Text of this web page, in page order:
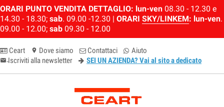
ORARI PUNTO VENDITA DETTAGLIO: lun-ven 08.30 - 12.30 e
14.30 - 18.30; sab. 09.00 -12.30 | ORARI SKY/LINKEM: lun-ven.
09.00 - 12.00; sab 09.30 - 12.00
Ceart location_on Dove siamo Contattaci Aiuto
email-newsletter
Iscriviti alla newsletter SEI UN AZIENDA? Vai al sito a dedicato